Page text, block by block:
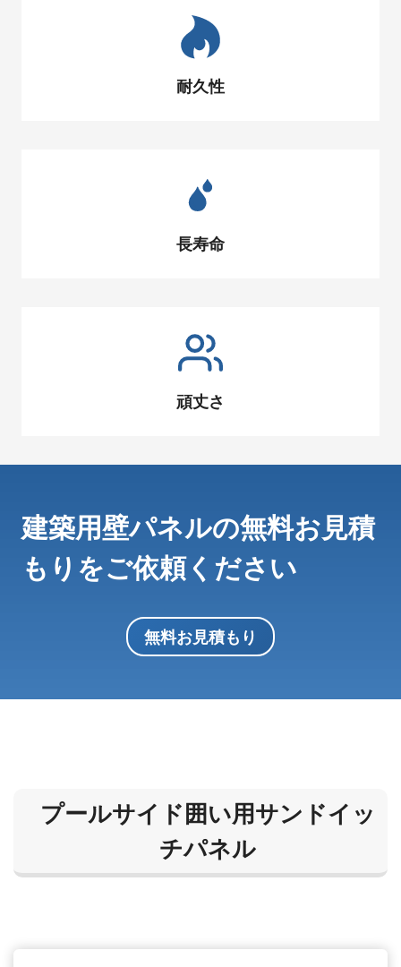
耐久性
長寿命
頑丈さ
建築用壁パネルの無料お見積
もりをご依頼ください
無料お見積もり
プールサイド囲い用サンドイッ
チパネル